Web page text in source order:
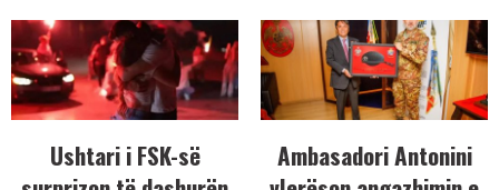
Ushtari i FSK-së
Ambasadori Antonini